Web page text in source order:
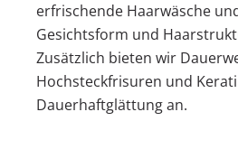
erfrischende Haarwäsche
Gesichtsform und
Zusätzlich bieten wir
Hochsteckfrisuren und
Dauerhaftglättung an.